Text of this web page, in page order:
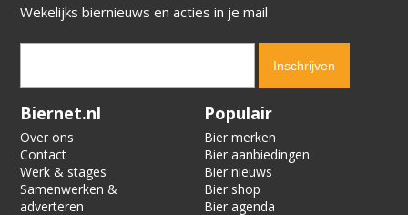
Wekelijks biernieuws en acties in je mail
Verification code:
Biernet.nl
Over ons
Contact
Werk & stages
Samenwerken &
adverteren
Populair
Bier merken
Bier aanbiedingen
Bier nieuws
Bier shop
Bier agenda